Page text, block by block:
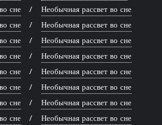
сне
Необычная рассвет во сне
сне
Необычная рассвет во сне
сне
Необычная рассвет во сне
сне
Необычная рассвет во сне
сне
Необычная рассвет во сне
сне
Необычная рассвет во сне
сне
Необычная рассвет во сне
сне
Необычная рассвет во сне